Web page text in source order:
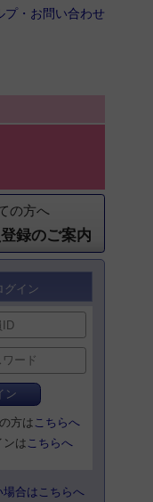
プ・お問い合わせ
の方へ
録のご案内
グイン
ン
方は こちらへ
ンは こちらへ
場合はこちらへ